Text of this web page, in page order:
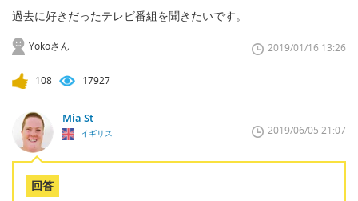
過去に好きだったテレビ番組を聞きたいです。
Yokoさん 2019/01/16 13:26
108 17927
Mia St
イギリス 2019/06/05 21:07
回答